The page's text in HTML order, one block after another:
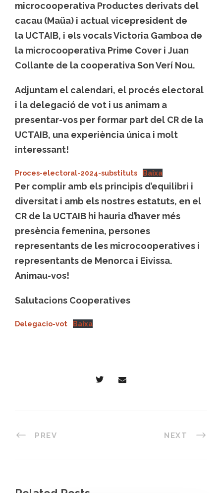
microcooperativa Productes derivats del
cacau (Maüa) i actual vicepresident de
la UCTAIB, i els vocalsVictoria Gamboa de
la microcooperativa Prime Cover i Juan
Collante de la cooperativa Son Verí Nou.
Adjuntam el calendari, el procés electoral
i la delegació de vot i us animam a
presentar-vos per formar part del CR de la
UCTAIB, una experiència única i molt
interessant!
Proces-electoral-2024-substituts Baixa
Per complir amb els principis d’equilibri i
diversitat i amb els nostres estatuts, en el
CR de la UCTAIB hi hauria d’haver més
presència femenina, persones
representants de les microcooperatives i
representants de Menorca i Eivissa.
Animau-vos!
Salutacions Cooperatives
Delegacio-vot Baixa
PREV NEXT